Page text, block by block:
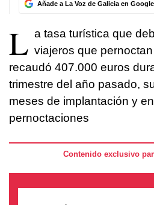
Añade a La Voz de Galicia en Google
L a tasa turística que
viajeros que
recaudó 407.000 euros
trimestre del año pasado,
meses de implantación y
pernoctaciones
Contenido exclusivo